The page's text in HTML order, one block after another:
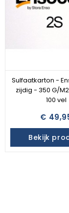
Sulfaatkarton -
zijdig - 350 G/
100 vel
€
Bekijk